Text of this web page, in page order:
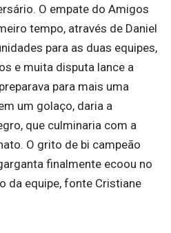
O empate do Amigos
tempo, através de Daniel
para as duas equipes,
e muita disputa lance a
para mais uma
um golaço, daria a
que culminaria com a
O grito de bi campeão
finalmente ecoou no
da equipe, fonte Cristiane